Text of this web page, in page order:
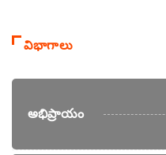
విభాగాలు
అభిప్రాయం